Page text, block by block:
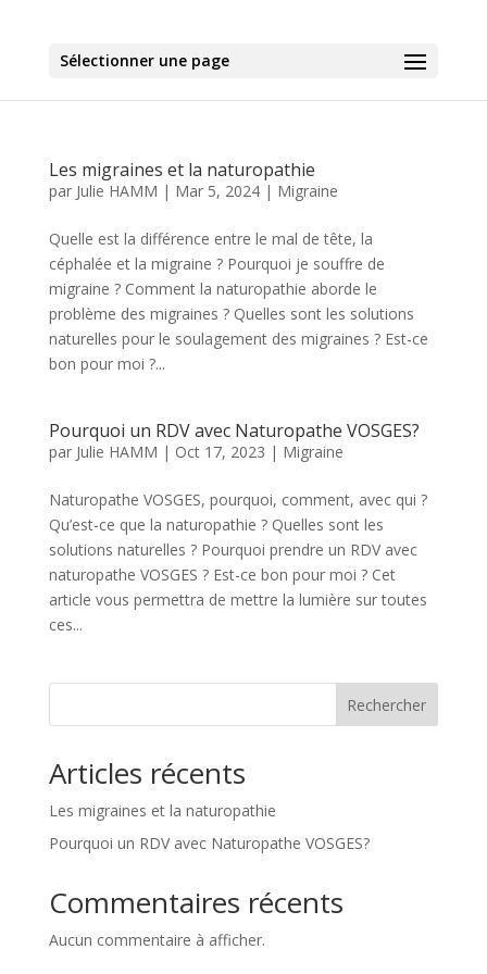
Sélectionner une page
Les migraines et la naturopathie
par Julie HAMM | Mar 5, 2024| Migraine
Quelle est la différence entre le mal de tête, la
céphalée et la migraine ? Pourquoi je souffre de
migraine ? Comment la naturopathie aborde le
problème des migraines ? Quelles sont les solutions
naturelles pour le soulagement des migraines ? Est-ce
bon pour moi ?...
Pourquoi un RDV avec Naturopathe VOSGES?
par Julie HAMM | Oct 17, 2023 | Migraine
Naturopathe VOSGES, pourquoi, comment, avec qui ?
Qu’est-ce que la naturopathie ? Quelles sont les
solutions naturelles ? Pourquoi prendre un RDV avec
naturopathe VOSGES ? Est-ce bon pour moi ? Cet
article vous permettra de mettre la lumière sur toutes
ces...
Rechercher
Articles récents
Les migraines et la naturopathie
Pourquoi un RDV avec Naturopathe VOSGES?
Commentaires récents
Aucun commentaire à afficher.